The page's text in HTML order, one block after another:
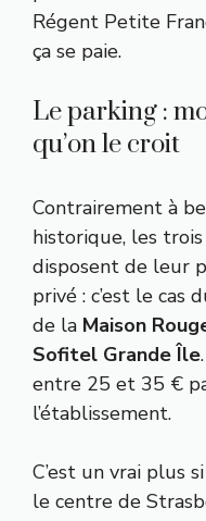
Régent Petite
ça se paie.
Le parking :
qu’on le croit
Contrairement à
historique, les
disposent de leur
privé : c’est le cas
de la Maison
Sofitel Grande Île
entre 25 et 35 €
l’établissement.
C’est un vrai plus
le centre de